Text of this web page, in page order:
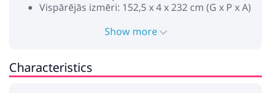
Vispārējās izmēri: 152,5 x 4 x 232 cm (G x P x A)
Tik iekštelpās lietošanai
Piegāde satur:
Show more
Characteristics